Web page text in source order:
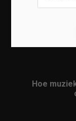
Vrijwilligers
Hoe